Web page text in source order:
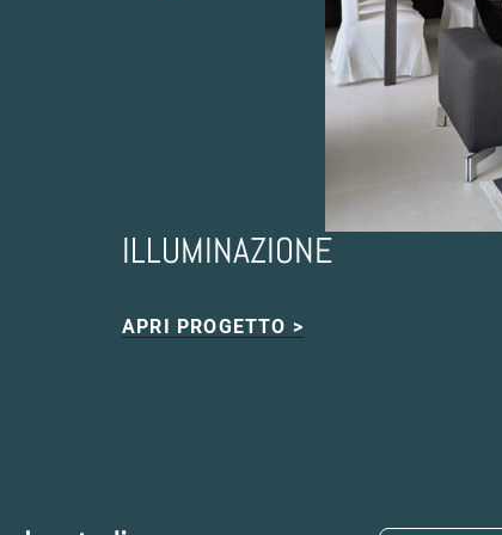
ILLUMINAZIONE
APRI PROGETTO >